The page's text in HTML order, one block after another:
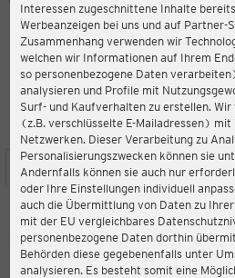
Interessen zugeschnittene Inhalte
Werbeanzeigen bei uns und auf Partner-
Zusammenhang verwenden wir
welchen wir Informationen auf Ihrem
so personenbezogene Daten
analysieren und Profile mit
Surf- und Kaufverhalten zu erstellen.
(z.B. verschlüsselte E-Mailadressen)
Netzwerken. Dieser Verarbeitung zu
Personalisierungszwecken können sie
Andernfalls können sie auch nur
oder Ihre Einstellungen individuell
auch die Übermittlung von Daten zu
mit der EU vergleichbares
personenbezogene Daten dorthin
Behörden diese gegebenenfalls unter
analysieren. Es besteht somit eine
ERNSTING'S
47441
4,1
STANDORT SERVICES SORTIMENT
Ernsting's family
Kirchstraße 10, 47441 Moers